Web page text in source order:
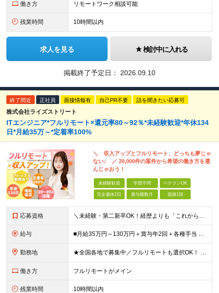
働き方 リモートワーク相談可能
残業時間 10時間以内
求人を見る 検討中に入れる
掲載終了予定日： 2026.09.10
終了間近 正社員 面接情報有 自己PR不要 話を聞きたい応募可
株式会社ライズストリート
ITエンジニア*フルリモート×還元率80～92％*未経験歓迎*年休134
日*月給35万～*定着率100%
＼ 収入アップとフルリモート、どっちも夢じゃ
ない♪ ／ 20,000件の案件から希望の働き方を選
んじゃおう！
未経験歓迎 学歴不問 ベテランOK
完全週休2日 賞与複数月 面接1回
応募資格 ＼未経験・第二新卒OK！経歴よりも「これから」を重視します／ 学歴やブランク、転職回数は一切問いません。 「エンジニアとして一歩踏み出したい」 「もっと市場価値を高めたい」という純粋な意欲がある方を
給与 ■月給35万円～130万円＋賞与年2回＋各種手当 ※システムエンジニアの経験をお持ちの方は月給41万円以上＋賞与年2回（108万円～）＋手当 ■単価（年収）アップのチャンスは最大年12回 ※残業代
勤務地 ★全国各地で募集中／フルリモートも選択OK！ ご自宅から通いやすい「全国のプロジェクト先」または「フルリモート・リモート」での勤務となります。 ※フルリモート勤務がメイン ※出社頻度：リモート・出社
働き方 フルリモートがメイン
残業時間 10時間以内